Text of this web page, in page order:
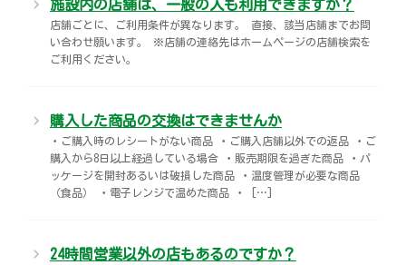
施設内の店舗は、一般の人も利用できますか？
店舗ごとに、ご利用条件が異なります。 直接、該当店舗までお問
い合わせ願います。 ※店舗の連絡先はホームページの店舗検索を
ご利用ください。
購入した商品の交換はできませんか
・ご購入時のレシートがない商品 ・ご購入店舗以外での返品 ・ご
購入から8日以上経過している場合 ・販売期限を過ぎた商品 ・パ
ッケージを開封あるいは破損した商品 ・温度管理が必要な商品
（食品） ・電子レンジで温めた商品 ・ […]
24時間営業以外の店もあるのですか？